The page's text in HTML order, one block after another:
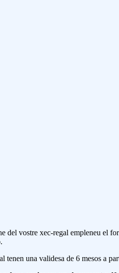
del vostre xec-regal empleneu el
tenen una validesa de 6 mesos a